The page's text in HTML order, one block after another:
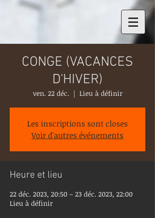
CONGE (VACANCES
D'HIVER)
ven. 22 déc.
  |
Lieu à définir
Les inscriptions sont closes
Voir d'autres événements
Heure et lieu
22 déc. 2023, 20:50 – 23 déc. 2023, 22:00
Lieu à définir